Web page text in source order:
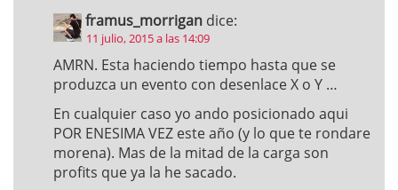
framus_morrigan dice:
11 julio, 2015 a las 14:09
AMRN. Esta haciendo tiempo hasta que se
produzca un evento con desenlace X o Y …
En cualquier caso yo ando posicionado aqui
POR ENESIMA VEZ este año (y lo que te rondare
morena). Mas de la mitad de la carga son
profits que ya la he sacado.